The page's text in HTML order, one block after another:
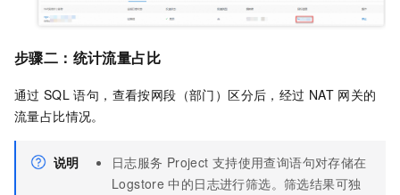
步骤二：统计流量占比
通过 SQL 语句，查看按网段（部门）区分后，经过 NAT 网关的
流量占比情况。
说明 日志服务 Project 支持使用查询语句对存储在
Logstore 中的日志进行筛选。筛选结果可独